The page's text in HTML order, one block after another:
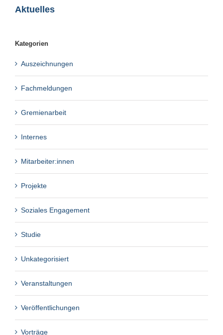
Aktuelles
Kategorien
Auszeichnungen
Fachmeldungen
Gremienarbeit
Internes
Mitarbeiter:innen
Projekte
Soziales Engagement
Studie
Unkategorisiert
Veranstaltungen
Veröffentlichungen
Vorträge